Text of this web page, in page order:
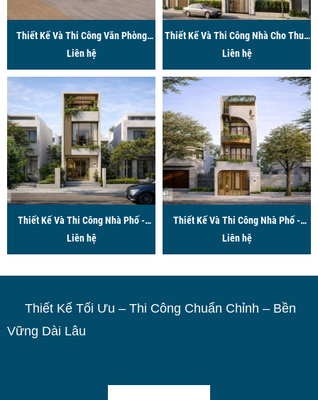
Thiết Kế Và Thi Công Văn Phòng
Công Ty MTI
Liên hệ
Thiết Kế Và Thi Công Nhà Cho Thuê
- 3x11m - Phường Bến Thành, Quận 1
Liên hệ
Thiết Kế Và Thi Công Nhà Phố -
3x12m - Phường Nhiêu Lộc, Quận 3
Liên hệ
Thiết Kế Và Thi Công Nhà Phố -
4x12m - Phường Tây Thạnh, Quận
Tân Phú
Liên hệ
Thiết Kế Tối Ưu – Thi Công Chuẩn Chỉnh – Bền
Vững Dài Lâu